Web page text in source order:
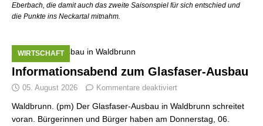
Eberbach, die damit auch das zweite Saisonspiel für sich entschied und
die Punkte ins Neckartal mitnahm.
Informationsabend zum Glasfaser-Ausbau
WIRTSCHAFT
05. August 2026 Kommentare deaktiviert
Waldbrunn. (pm) Der Glasfaser-Ausbau in Waldbrunn schreitet
voran. Bürgerinnen und Bürger haben am Donnerstag, 06.